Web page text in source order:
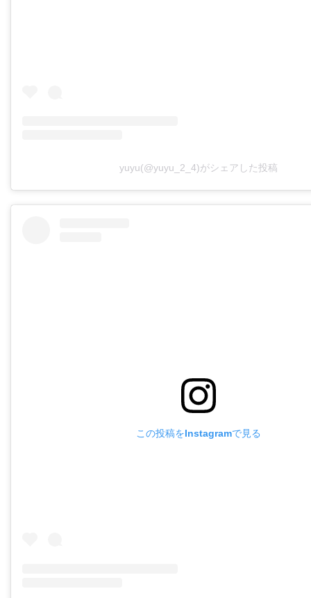
yuyu(@yuyu_2_4)がシェアした投稿
この投稿をInstagramで見る